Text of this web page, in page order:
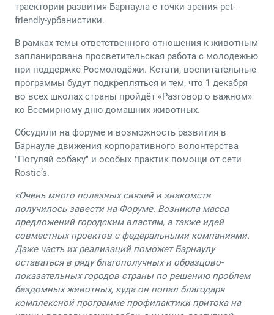
траектории развития Барнаула с точки зрения pet-
friendly-урбанистики.
В рамках темы ответственного отношения к животным
запланирована просветительская работа с молодежью
при поддержке Росмолодёжи. Кстати, воспитательные
программы будут подкрепляться и тем, что 1 декабря
во всех школах страны пройдёт «Разговор о важном»
ко Всемирному дню домашних животных.
Обсудили на форуме и возможность развития в
Барнауле движения корпоративного волонтерства
"Погуляй собаку" и особых практик помощи от сети
Rostic’s.
«Очень много полезных связей и знакомств
получилось завести на Форуме. Возникла масса
предложений городским властям, а также идей
совместных проектов с федеральными компаниями.
Даже часть их реализаций поможет Барнаулу
оставаться в ряду благополучных и образцово-
показательных городов страны по решению проблем
бездомных животных, куда он попал благодаря
комплексной программе профилактики притока на